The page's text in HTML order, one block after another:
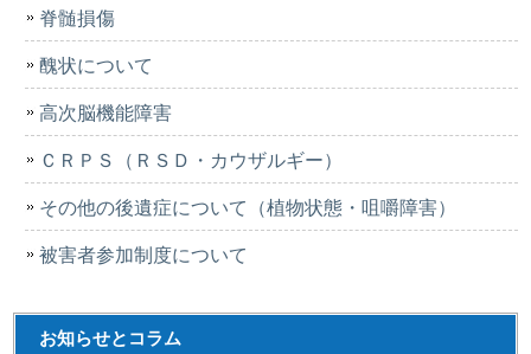
脊髄損傷
醜状について
高次脳機能障害
ＣＲＰＳ（ＲＳＤ・カウザルギー）
その他の後遺症について（植物状態・咀嚼障害）
被害者参加制度について
お知らせとコラム